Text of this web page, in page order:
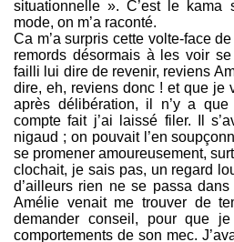
situationnelle ». C’est le kama
mode, on m’a raconté.
Ca m’a surpris cette volte-face
remords désormais à les voir
failli lui dire de revenir, reviens
dire, eh, reviens donc ! et que je
après délibération, il n’y a
compte fait j’ai laissé filer. Il
nigaud ; on pouvait l’en
se promener amoureusement,
clochait, je sais pas, un regard
d’ailleurs rien ne se passa
Amélie venait me trouver de
demander conseil, pour que
comportements de son mec.